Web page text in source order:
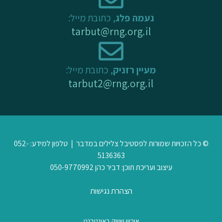
נעמה פלג, כתובת מייל:
tarbut@rng.org.il
מעיין רזניק, כתובת מייל:
tarbut2@rng.org.il
© כל הזכויות שמורות לפסטיבל צלילים במדבר | טלפון למידע: 052-
5136363
עיצוב ועריכת תוכן: דביר כהן 050-9770992
הצהרת נגישות